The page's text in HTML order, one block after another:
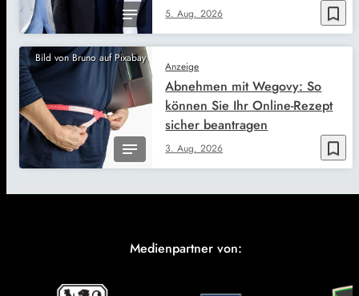
bookmark_border
5. Aug. 2026
Bild von Bruno auf Pixabay
bookmark_border
Anzeige
3. Aug. 2026
Abnehmen mit Wegovy: So
können Sie Ihr Online-Rezept
sicher beantragen
Medienpartner von: